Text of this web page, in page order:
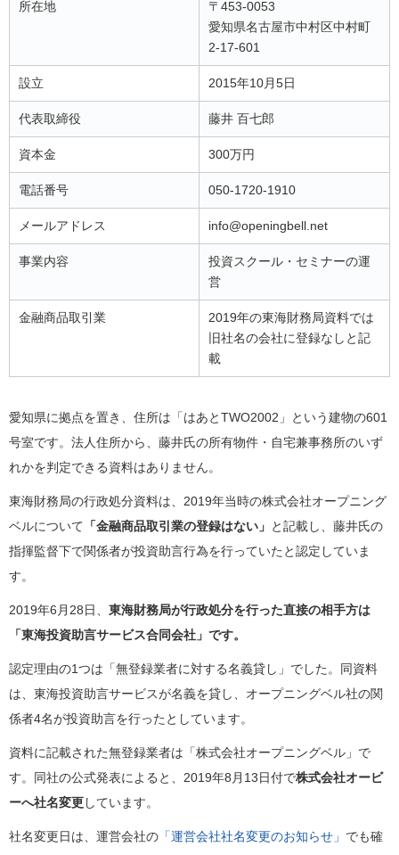
所在地
〒453-0053
愛知県名古屋市中村区中村町
2-17-601
設立 2015年10月5日
代表取締役 藤井 百七郎
資本金 300万円
電話番号 050-1720-1910
メールアドレス info@openingbell.net
事業内容
投資スクール・セミナーの運
営
金融商品取引業
2019年の東海財務局資料では
旧社名の会社に登録なしと記
載
愛知県に拠点を置き、住所は「はあとTWO2002」という建物の601
号室です。法人住所から、藤井氏の所有物件・自宅兼事務所のいず
れかを判定できる資料はありません。
東海財務局の行政処分資料は、2019年当時の株式会社オープニング
ベルについて 「金融商品取引業の登録はない」 と記載し、藤井氏の
指揮監督下で関係者が投資助言行為を行っていたと認定していま
す。
2019年6月28日、 東海財務局が行政処分を行った直接の相手方は
「東海投資助言サービス合同会社」です。
認定理由の1つは「無登録業者に対する名義貸し」でした。同資料
は、東海投資助言サービスが名義を貸し、オープニングベル社の関
係者4名が投資助言を行ったとしています。
資料に記載された無登録業者は「株式会社オープニングベル」で
す。同社の公式発表によると、2019年8月13日付で株式会社オービ
ーへ社名変更しています。
社名変更日は、運営会社の 「運営会社社名変更のお知らせ」 でも確